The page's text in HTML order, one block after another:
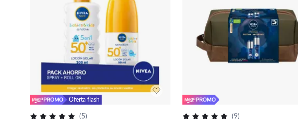
Oferta flash
(5) (9)